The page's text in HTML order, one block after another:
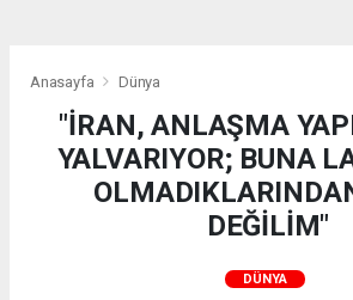
Anasayfa Dünya
"İRAN, ANLAŞMA
YALVARIYOR; BUNA
DEĞİLİM"
DÜNYA